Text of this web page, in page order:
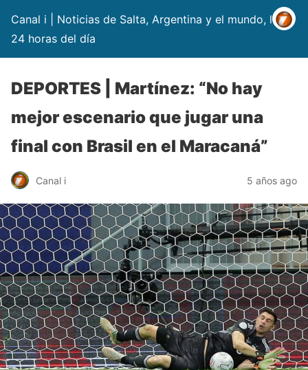
Canal i | Noticias de Salta, Argentina y el mundo, las
24 horas del día
DEPORTES | Martínez: “No hay
mejor escenario que jugar una
final con Brasil en el Maracaná”
Canal i 5 años ago